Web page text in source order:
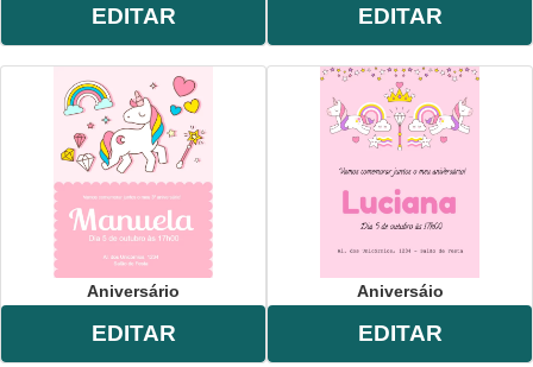
EDITAR EDITAR
Aniversário
EDITAR
Aniversáio
EDITAR